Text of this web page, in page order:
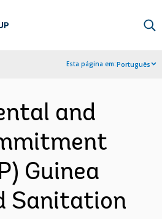
Esta página em:Português
and
Guinea
Sanitation